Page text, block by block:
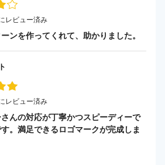
レビュー済み
ンを作ってくれて、助かりました。
レビュー済み
んの対応が丁寧かつスピーディーで
。満足できるロゴマークが完成しま